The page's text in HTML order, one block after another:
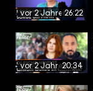
vor 2 Jahren26:22
vor 2 Jahren20:34